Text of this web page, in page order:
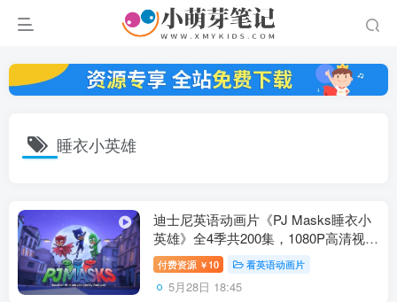
睡衣小英雄
迪士尼英语动画片《PJ Masks睡衣小
英雄》全4季共200集，1080P高清视频
带英文字幕，百度云网盘下载！
付费资源 ￥ 10 看英语动画片
5月28日 18:45